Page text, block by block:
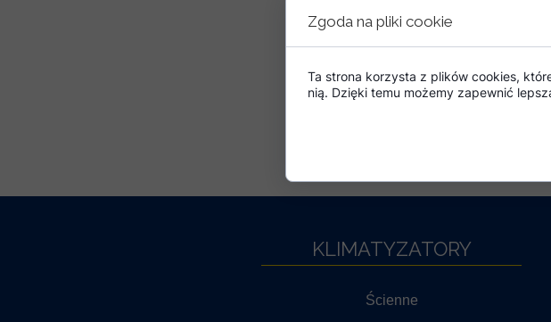
KLIMATYZATORY
Ścienne
Zgoda na pliki cookie
Ta strona korzysta z plików cookies,
nią. Dzięki temu możemy zapewnić